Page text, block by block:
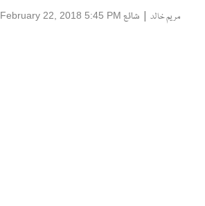
مریم خالد | شائع February 22, 2018 5:45 PM